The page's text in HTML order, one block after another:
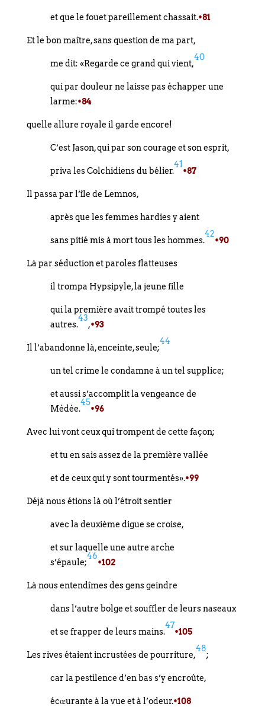
et que le fouet pareillement chassait.•81
Et le bon maître, sans question de ma part,
me dit: «Regarde ce grand qui vient,
40
qui par douleur ne laisse pas échapper une
larme:•84
quelle allure royale il garde encore!
C’est Jason, qui par son courage et son esprit,
priva les Colchidiens du bélier.
41
•87
Il passa par l’île de Lemnos,
après que les femmes hardies y aient
sans pitié mis à mort tous les hommes.
42
•90
Là par séduction et paroles flatteuses
il trompa Hypsipyle, la jeune fille
qui la première avait trompé toutes les
autres.
43
,•93
Il l’abandonne là, enceinte, seule;
44
un tel crime le condamne à un tel supplice;
et aussi s’accomplit la vengeance de
Médée.
45
•96
Avec lui vont ceux qui trompent de cette façon;
et tu en sais assez de la première vallée
et de ceux qui y sont tourmentés».•99
Déjà nous étions là où l’étroit sentier
avec la deuxième digue se croise,
et sur laquelle une autre arche
s’épaule;
46
•102
Là nous entendîmes des gens geindre
dans l’autre bolge et souffler de leurs naseaux
et se frapper de leurs mains.
47
•105
Les rives étaient incrustées de pourriture,
48
;
car la pestilence d’en bas s’y encroûte,
écœurante à la vue et à l’odeur.•108